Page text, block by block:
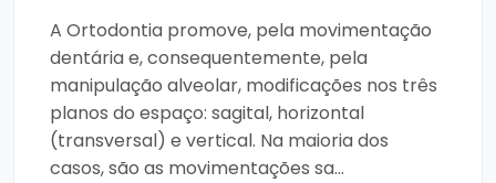
A Ortodontia promove, pela movimentação
dentária e, consequentemente, pela
manipulação alveolar, modificações nos três
planos do espaço: sagital, horizontal
(transversal) e vertical. Na maioria dos
casos, são as movimentações sa...